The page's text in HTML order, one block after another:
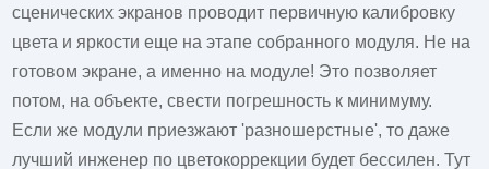
сценических экранов проводит первичную калибровку
цвета и яркости еще на этапе собранного модуля. Не на
готовом экране, а именно на модуле! Это позволяет
потом, на объекте, свести погрешность к минимуму.
Если же модули приезжают 'разношерстные', то даже
лучший инженер по цветокоррекции будет бессилен. Тут